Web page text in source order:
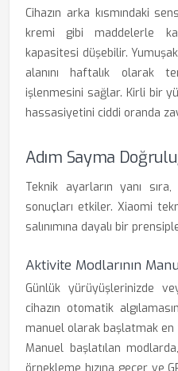
Cihazın arka kısmındaki
kremi gibi maddelerle
kapasitesi düşebilir.
alanını haftalık olarak
işlenmesini sağlar. Kirli bir
hassasiyetini ciddi oranda
Adım Sayma
Teknik ayarların yanı
sonuçları etkiler. Xiaomi
salınımına dayalı bir
Aktivite Modlarının
Günlük yürüyüşlerinizde
cihazın otomatik
manuel olarak başlatmak en
Manuel başlatılan